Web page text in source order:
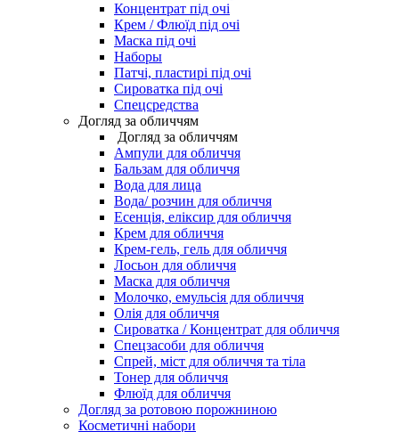
Концентрат під очі
Крем / Флюїд під очі
Маска під очі
Наборы
Патчі, пластирі під очі
Сироватка під очі
Спецсредства
Догляд за обличчям
Догляд за обличчям
Ампули для обличчя
Бальзам для обличчя
Вода для лица
Вода/ розчин для обличчя
Есенція, еліксир для обличчя
Крем для обличчя
Крем-гель, гель для обличчя
Лосьон для обличчя
Маска для обличчя
Молочко, емульсія для обличчя
Олія для обличчя
Сироватка / Концентрат для обличчя
Спецзасоби для обличчя
Спрей, міст для обличчя та тіла
Тонер для обличчя
Флюїд для обличчя
Догляд за ротовою порожниною
Косметичні набори